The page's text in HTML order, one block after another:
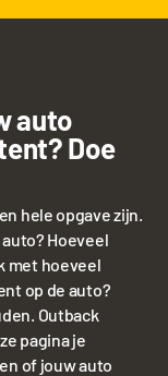
auto
? Doe
hele opgave zijn.
Hoeveel
met hoeveel
op de auto?
Outback
pagina je
of jouw auto